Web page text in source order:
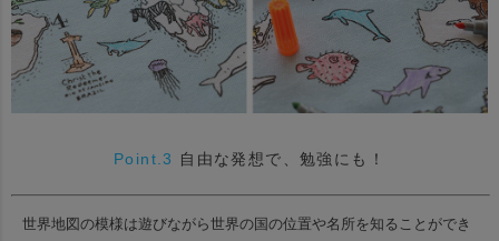
Point.3 自由な発想で、勉強にも！
世界地図の模様は遊びながら世界の国の位置や名所を知ることができ